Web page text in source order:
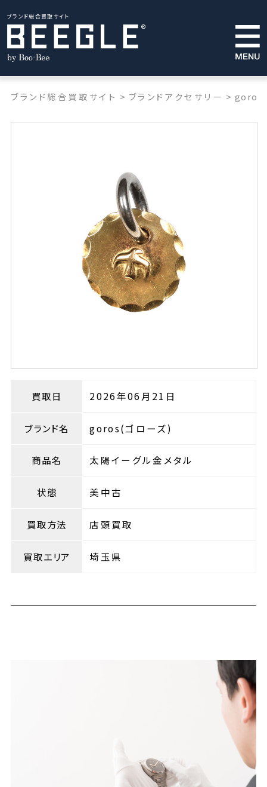
ブランド総合買取サイト
ブランド総合買取サイト > ブランドアクセサリー > goros
買取日 2026年06月21日
ブランド名 goros(ゴローズ)
商品名 太陽イーグル金メタル
状態 美中古
買取方法 店頭買取
買取エリア 埼玉県